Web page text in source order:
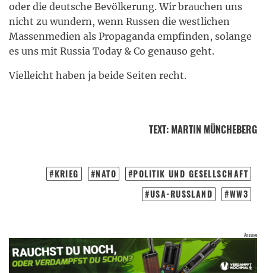
oder die deutsche Bevölkerung. Wir brauchen uns
nicht zu wundern, wenn Russen die westlichen
Massenmedien als Propaganda empfinden, solange
es uns mit Russia Today & Co genauso geht.
Vielleicht haben ja beide Seiten recht.
TEXT: MARTIN MÜNCHEBERG
KRIEG NATO
POLITIK UND GESELLSCHAFT
USA-RUSSLAND
WW3